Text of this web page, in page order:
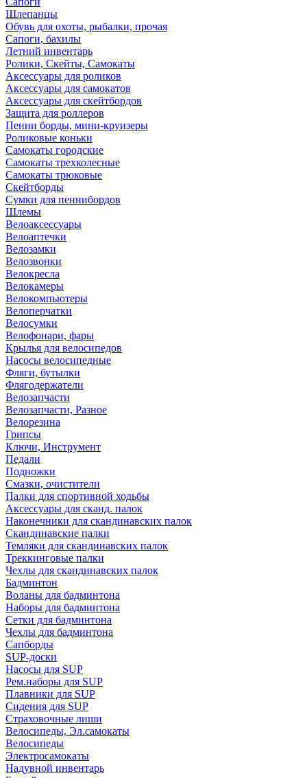
Шлепанцы
Обувь для охоты, рыбалки, прочая
Сапоги, бахилы
Летний инвентарь
Ролики, Скейты, Самокаты
Аксессуары для роликов
Аксессуары для самокатов
Аксессуары для скейтбордов
Защита для роллеров
Пенни борды, мини-круизеры
Роликовые коньки
Самокаты городские
Самокаты трехколесные
Самокаты трюковые
Скейтборды
Сумки для пеннибордов
Шлемы
Велоаксессуары
Велоаптечки
Велозамки
Велозвонки
Велокресла
Велокамеры
Велокомпьютеры
Велоперчатки
Велосумки
Велофонари, фары
Крылья для велосипедов
Насосы велосипедные
Фляги, бутылки
Флягодержатели
Велозапчасти
Велозапчасти, Разное
Велорезина
Грипсы
Ключи, Инструмент
Педали
Подножки
Смазки, очистители
Палки для спортивной ходьбы
Аксессуары для сканд. палок
Наконечники для скандинавских палок
Скандинавские палки
Темляки для скандинавских палок
Треккинговые палки
Чехлы для скандинавских палок
Бадминтон
Воланы для бадминтона
Наборы для бадминтона
Сетки для бадминтона
Чехлы для бадминтона
Сапборды
SUP-доски
Насосы для SUP
Рем.наборы для SUP
Плавники для SUP
Сидения для SUP
Страховочные лиши
Велосипеды, Эл.самокаты
Велосипеды
Электросамокаты
Надувной инвентарь